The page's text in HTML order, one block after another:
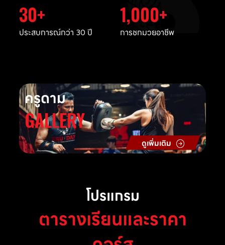
30
ประสบการณ์กว่า 30 ปี
1,000
การชกมวยอาชีพ
ครูดาม
GALLERY
ดูเพิ่มเติม
โปรแกรม
ตารางเรียนและราคา